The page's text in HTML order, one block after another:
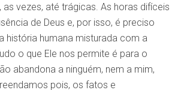
vezes, até trágicas. As horas difíceis
de Deus e, por isso, é preciso
história humana misturada com a
o que Ele nos permite é para o
abandona a ninguém, nem a mim,
pois, os fatos e